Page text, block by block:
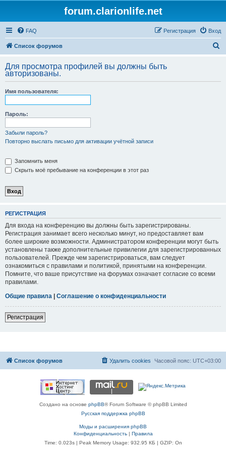
forum.clarionlife.net
FAQ Вход
Регистрация
Список форумов
с
Для просмотра профилей вы должны быть
авторизованы.
Имя пользователя:
Пароль:
Забыли пароль?
Повторно выслать письмо для активации учётной записи
Запомнить меня
Скрыть моё пребывание на конференции в этот раз
РЕГИСТРАЦИЯ
Для входа на конференцию вы должны быть зарегистрированы.
Регистрация занимает всего несколько минут, но предоставляет вам
более широкие возможности. Администратором конференции могут быть
установлены также дополнительные привилегии для зарегистрированных
пользователей. Прежде чем зарегистрироваться, вам следует
ознакомиться с правилами и политикой, принятыми на конференции.
Помните, что ваше присутствие на форумах означает согласие со всеми
правилами.
Общие правила | Соглашение о конфиденциальности
Регистрация
Список форумов Часовой пояс: UTC+03:00
Удалить cookies
Создано на основе phpBB® Forum Software © phpBB Limited
Русская поддержка phpBB
Моды и расширения phpBB
Конфиденциальность| Правила
Time: 0.023s| Peak Memory Usage: 932.95 КБ | GZIP: On